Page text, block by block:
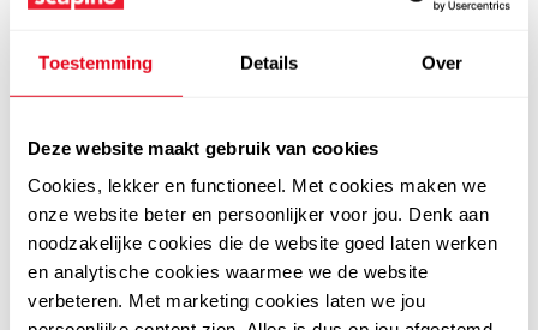
Toestemming Details Over
Deze website maakt gebruik van cookies
Cookies, lekker en functioneel. Met cookies maken we
onze website beter en persoonlijker voor jou. Denk aan
noodzakelijke cookies die de website goed laten werken
en analytische cookies waarmee we de website
verbeteren. Met marketing cookies laten we jou